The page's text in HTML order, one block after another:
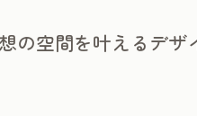
の空間を叶えるデザ